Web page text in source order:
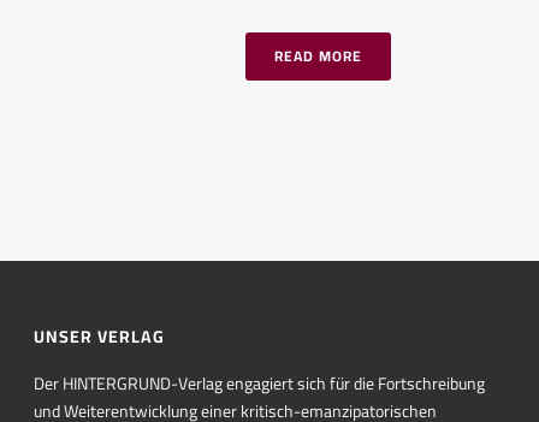
READ MORE
UNSER VERLAG
Der HINTERGRUND-Verlag engagiert sich für die Fortschreibung
und Weiterentwicklung einer kritisch-emanzipatorischen